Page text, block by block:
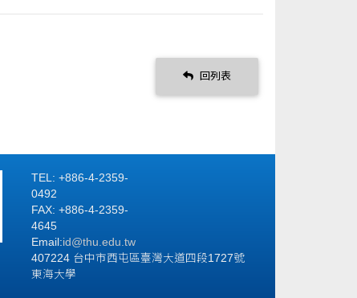
回列表
TEL: +886-4-2359-
0492
FAX: +886-4-2359-
4645
Email:id @thu.edu.tw
407224 台中市西屯區臺灣大道四段1727號
東海大學